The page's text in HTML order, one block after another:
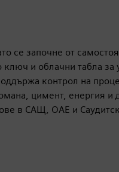
се започне от
ключ и облачни табла за
контрол на
цимент, енергия и
в САЩ, ОАЕ и